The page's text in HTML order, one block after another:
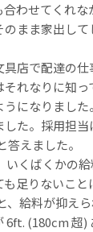
わせてくれな
まま家出して
店で配達の仕
れなりに知っ
になりまし
た。採用担当
答えました。
いくばくかの
足りないこと
、給料が抑え
6ft. (180cm 超)